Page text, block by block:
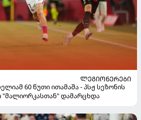
ᲚᲔᲒᲘᲝᲜᲔᲠᲔᲑᲘ
60 წუთი ითამაშა - პსჟ სეზონის
"მალიორკასთან" დამარცხდა